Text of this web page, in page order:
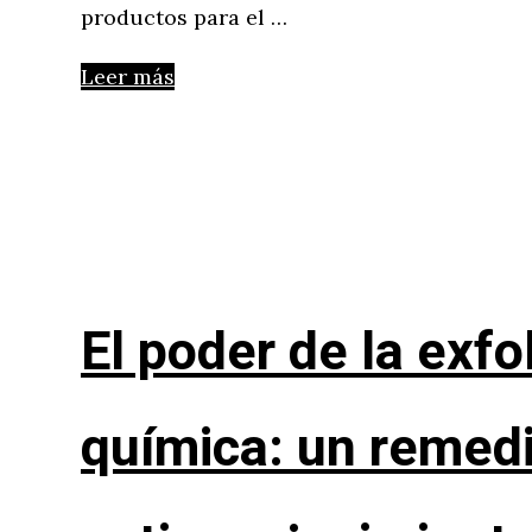
productos para el …
Leer más
El poder de la
química: un